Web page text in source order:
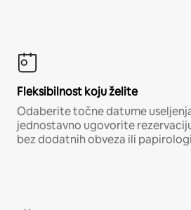
Fleksibilnost koju želite
Odaberite točne datume
jednostavno ugovorite
bez dodatnih obveza ili